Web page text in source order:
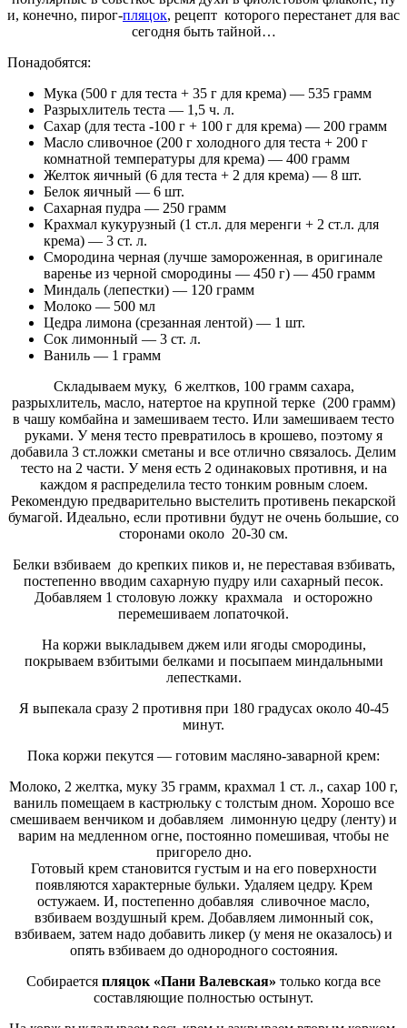
и, конечно, пирог-пляцок, рецепт которого перестанет для вас
сегодня быть тайной…
Понадобятся:
Мука (500 г для теста + 35 г для крема) — 535 грамм
Разрыхлитель теста — 1,5 ч. л.
Сахар (для теста -100 г + 100 г для крема) — 200 грамм
Масло сливочное (200 г холодного для теста + 200 г
комнатной температуры для крема) — 400 грамм
Желток яичный (6 для теста + 2 для крема) — 8 шт.
Белок яичный — 6 шт.
Сахарная пудра — 250 грамм
Крахмал кукурузный (1 ст.л. для меренги + 2 ст.л. для
крема) — 3 ст. л.
Смородина черная (лучше замороженная, в оригинале
варенье из черной смородины — 450 г) — 450 грамм
Миндаль (лепестки) — 120 грамм
Молоко — 500 мл
Цедра лимона (срезанная лентой) — 1 шт.
Сок лимонный — 3 ст. л.
Ваниль — 1 грамм
Складываем муку, 6 желтков, 100 грамм сахара,
разрыхлитель, масло, натертое на крупной терке (200 грамм)
в чашу комбайна и замешиваем тесто. Или замешиваем тесто
руками. У меня тесто превратилось в крошево, поэтому я
добавила 3 ст.ложки сметаны и все отлично связалось. Делим
тесто на 2 части. У меня есть 2 одинаковых противня, и на
каждом я распределила тесто тонким ровным слоем.
Рекомендую предварительно выстелить противень пекарской
бумагой. Идеально, если противни будут не очень большие, со
сторонами около 20-30 см.
Белки взбиваем до крепких пиков и, не переставая взбивать,
постепенно вводим сахарную пудру или сахарный песок.
Добавляем 1 столовую ложку крахмала и осторожно
перемешиваем лопаточкой.
На коржи выкладывем джем или ягоды смородины,
покрываем взбитыми белками и посыпаем миндальными
лепестками.
Я выпекала сразу 2 противня при 180 градусах около 40-45
минут.
Пока коржи пекутся — готовим масляно-заварной крем:
Молоко, 2 желтка, муку 35 грамм, крахмал 1 ст. л., сахар 100 г,
ваниль помещаем в кастрюльку с толстым дном. Хорошо все
смешиваем венчиком и добавляем лимонную цедру (ленту) и
варим на медленном огне, постоянно помешивая, чтобы не
пригорело дно.
Готовый крем становится густым и на его поверхности
появляются характерные бульки. Удаляем цедру. Крем
остужаем. И, постепенно добавляя сливочное масло,
взбиваем воздушный крем. Добавляем лимонный сок,
взбиваем, затем надо добавить ликер (у меня не оказалось) и
опять взбиваем до однородного состояния.
Собирается пляцок «Пани Валевская» только когда все
составляющие полностью остынут.